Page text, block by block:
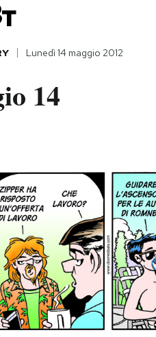
Lunedì 14 maggio 2012
14